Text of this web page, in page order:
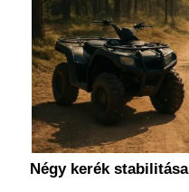
Négy kerék stabilitása